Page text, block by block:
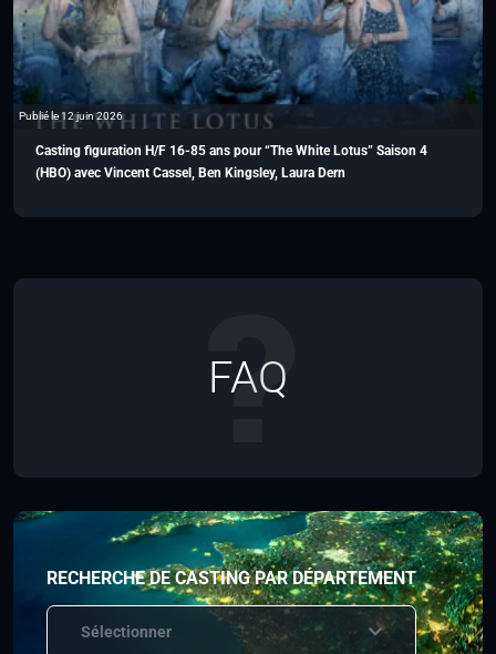
Publié le 12 juin 2026
Casting figuration H/F 16-85 ans pour “The White Lotus” Saison 4
(HBO) avec Vincent Cassel, Ben Kingsley, Laura Dern
FAQ
RECHERCHE DE CASTING PAR DÉPARTEMENT
Sélectionner